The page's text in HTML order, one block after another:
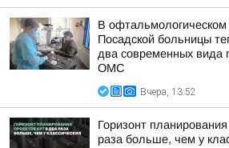
В
Посадской больницы
два современных вида
ОМС
Вчера, 13:52
Горизонт
раза больше, чем у